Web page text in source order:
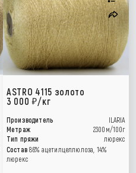
ASTRO 4115 золото
3 000 /кг
Производитель
ILARIA
Метраж
2300м/100г
Тип пряжи
люрекс
Состав 86% ацетилцеллюлоза, 14%
люрекс